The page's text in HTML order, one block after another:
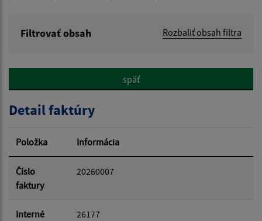
Filtrovať obsah
Rozbaliť obsah filtra
Hľadať v:
Dátum od:
Dátum do:
späť
Detail faktúry
Položka Informácia
Číslo
faktury
20260007
Interné
26177